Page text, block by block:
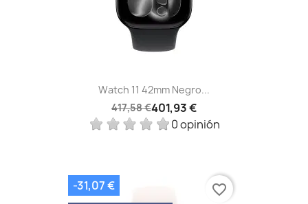
Watch 11 42mm Negro...
417,58 €401,93 €
0 opinión
-31,07 €
favorite_border